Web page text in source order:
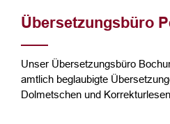
Übersetzungsbüro
Unser Übersetzungsbüro
amtlich beglaubigte
Dolmetschen und